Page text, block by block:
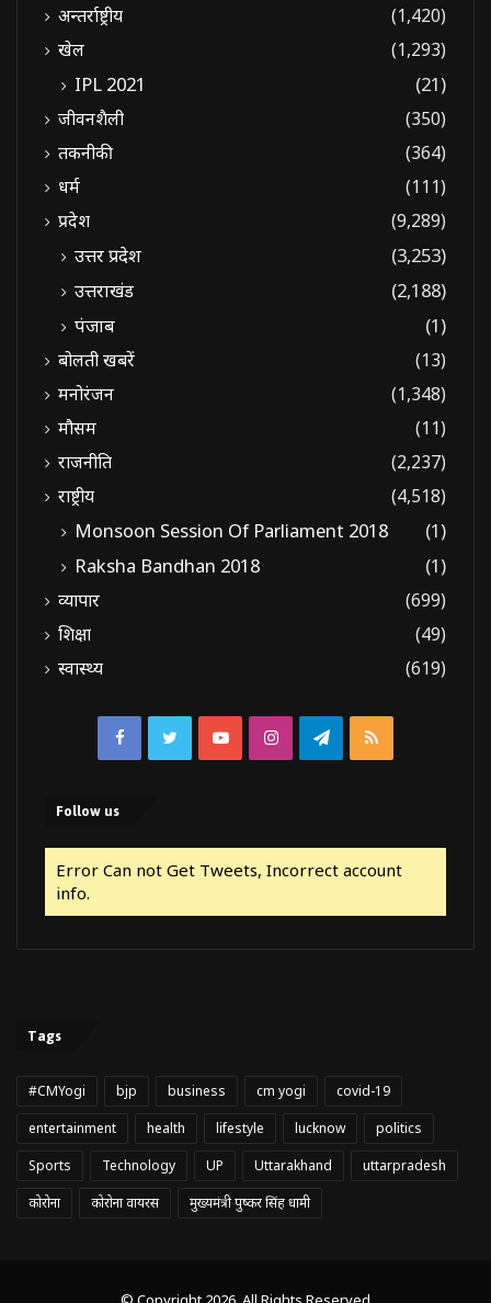
अन्तर्राष्ट्रीय
(1,420)
खेल
(1,293)
IPL 2021 (21)
जीवनशैली
(350)
तकनीकी
(364)
धर्म
(111)
प्रदेश
(9,289)
उत्तर प्रदेश
(3,253)
उत्तराखंड
(2,188)
पंजाब
(1)
बोलती खबरें
(13)
मनोरंजन
(1,348)
मौसम
(11)
राजनीति
(2,237)
राष्ट्रीय
(4,518)
Monsoon Session Of Parliament 2018
(1)
Raksha Bandhan 2018
(1)
व्यापार
(699)
शिक्षा
(49)
स्वास्थ्य
(619)
FacebookTwitterYouTubeInstagramTelegram
RSS
Follow us
Error Can not Get Tweets, Incorrect account
info.
Tags
#CMYogi bjp business cm yogi
covid-19
entertainment
health lifestyle lucknow
politics
Sports
Technology UP Uttarakhand
uttarpradesh
कोरोना
कोरोना वायरस मुख्यमंत्री पुष्कर सिंह धामी